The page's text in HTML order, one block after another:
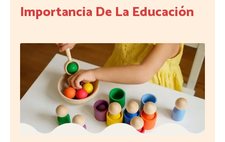
Importancia De La Educación